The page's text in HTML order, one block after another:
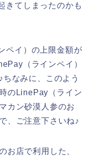
きてしまったのかも
ペイ）の上限金額が
（ラインペイ）
なみに、このよう
のLinePay（ライン
カン砂漠人参のお
、ご注意下さいね♪
お店で利用した、